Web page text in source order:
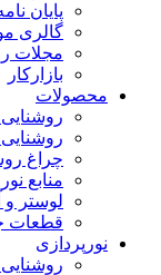
پایان
گالری
مجلات
بازارکار
محصولات
چراغ
منابع
لوستر و
قطعات
نورپردازی